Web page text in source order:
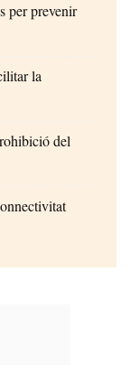
per prevenir
la
del